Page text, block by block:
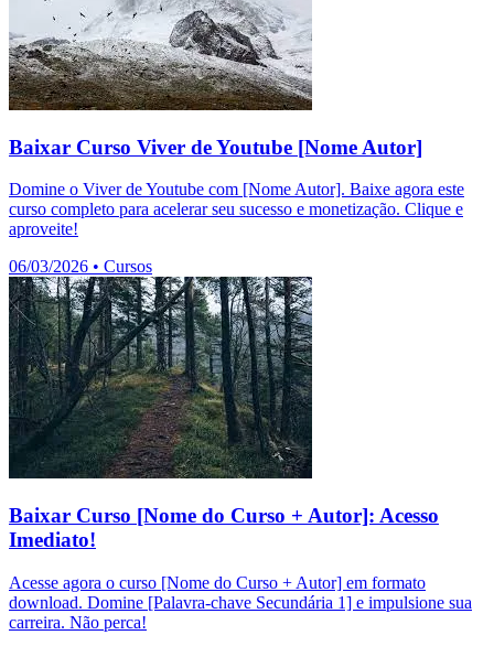
Baixar Curso Viver de Youtube [Nome Autor]
Domine o Viver de Youtube com [Nome Autor]. Baixe agora este
curso completo para acelerar seu sucesso e monetização. Clique e
aproveite!
06/03/2026 • Cursos
Baixar Curso [Nome do Curso + Autor]: Acesso
Imediato!
Acesse agora o curso [Nome do Curso + Autor] em formato
download. Domine [Palavra-chave Secundária 1] e impulsione sua
carreira. Não perca!